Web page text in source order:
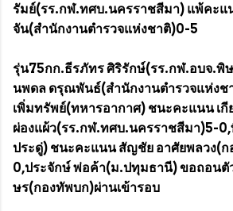
รัมย์(รร.กฬ.ทศบ.นครราชสีมา) แพ้คะแ
จัน(สำนักงานตำรวจแห่งชาติ)0-5
รุ่น75กก.ธีรภัทร ศิริรักษ์(รร.กฬ.อบจ.
นพดล ดรุณพันธ์(สำนักงานตำรวจแห่ง
เพิ่มทรัพย์(ทหารอากาศ) ชนะคะแนน เกี
ผ่องแผ้ว(รร.กฬ.ทศบ.นครราชสีมา)5-
ประดู่) ชนะคะแนน สัญชัย อาศัยพลวง(
0,ประจักษ์ พ่อค้า(ม.ปทุมธานี) ขอถอนตั
ษร(กองทัพบก)ผ่านเข้ารอบ